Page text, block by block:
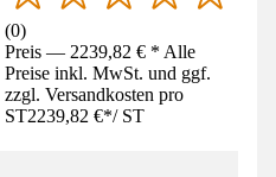
(0)
Preis — 2239,82 € * Alle
Preise inkl. MwSt. und ggf.
zzgl. Versandkosten pro
ST2239,82 €*/ ST